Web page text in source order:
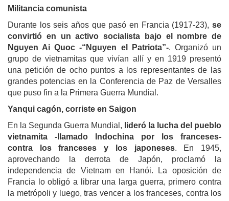
Militancia comunista
Durante los seis años que pasó en Francia (1917-23), se
convirtió en un activo socialista bajo el nombre de
Nguyen Ai Quoc -“Nguyen el Patriota”-. Organizó un
grupo de vietnamitas que vivían allí y en 1919 presentó
una petición de ocho puntos a los representantes de las
grandes potencias en la Conferencia de Paz de Versalles
que puso fin a la Primera Guerra Mundial.
Yanqui cagón, corriste en Saigon
En la Segunda Guerra Mundial, lideró la lucha del pueblo
vietnamita -llamado Indochina por los franceses-
contra los franceses y los japoneses. En 1945,
aprovechando la derrota de Japón, proclamó la
independencia de Vietnam en Hanói. La oposición de
Francia lo obligó a librar una larga guerra, primero contra
la metrópoli y luego, tras vencer a los franceses, contra los